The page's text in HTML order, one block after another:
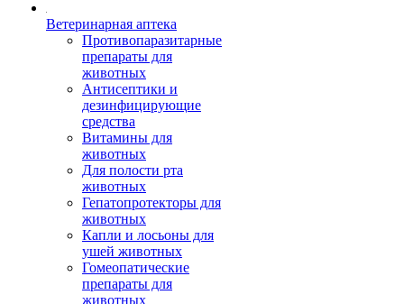
Ветеринарная аптека
Противопаразитарные
препараты для
животных
Антисептики и
дезинфицирующие
средства
Витамины для
животных
Для полости рта
животных
Гепатопротекторы для
животных
Капли и лосьоны для
ушей животных
Гомеопатические
препараты для
животных